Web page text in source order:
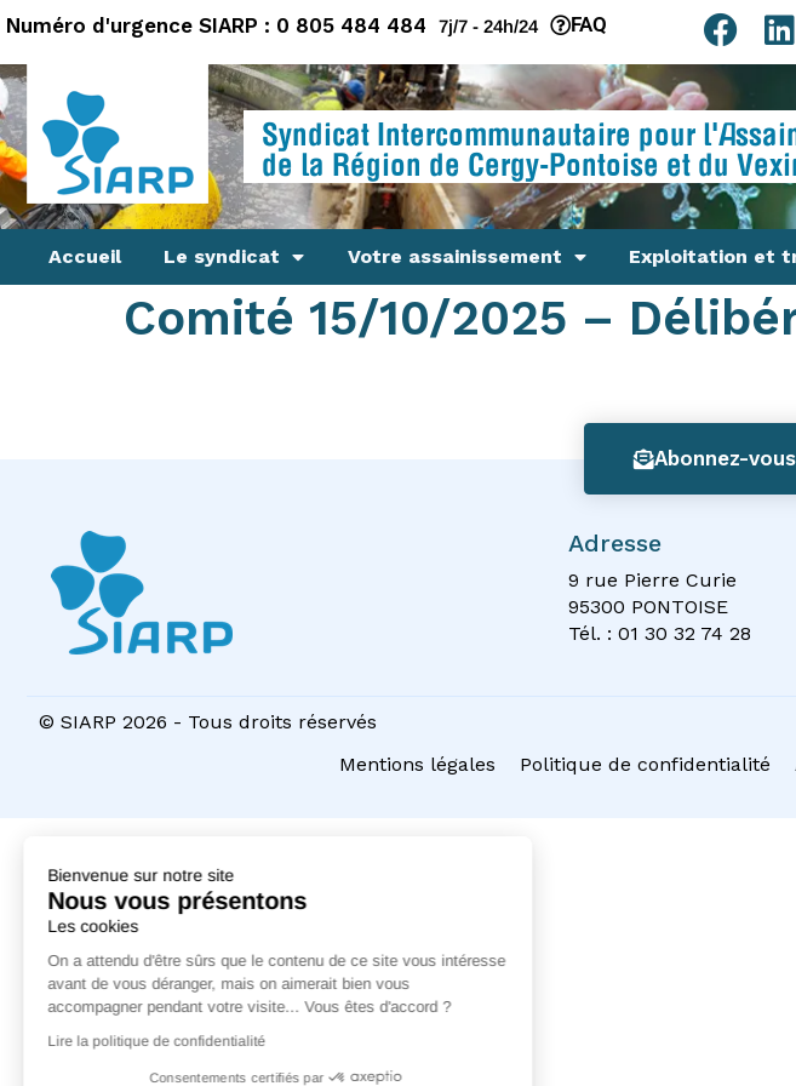
Bienvenue sur notre site
Nous vous présentons
Les cookies
On a attendu d'être sûrs que le contenu de ce site vous intéresse
avant de vous déranger, mais on aimerait bien vous
accompagner pendant votre visite... Vous êtes d'accord ?
Lire la politique de confidentialité
Consentements certifiés par
principal
Numéro d'urgence SIARP : 0 805 484 484 7j/7 - 24h/24 FAQ
Syndicat Intercommunautaire pour
de la Région de Cergy-Pontoise et du
Accueil Le syndicat Votre assainissement Exploitation et
Comité 15/10/2025 –
Abonnez-
Adresse
9 rue Pierre Curie
95300 PONTOISE
Tél. : 01 30 32 74 28
© SIARP 2026 - Tous droits réservés
Mentions légales
Politique de confidentialité